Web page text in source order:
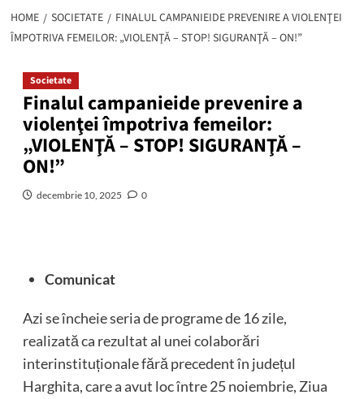
HOME SOCIETATE
FINALUL CAMPANIEIDE PREVENIRE A VIOLENŢEI
ÎMPOTRIVA FEMEILOR: „VIOLENŢĂ – STOP! SIGURANŢĂ – ON!”
Societate
Finalul campanieide prevenire a
violenţei împotriva femeilor:
„VIOLENŢĂ – STOP! SIGURANŢĂ –
ON!”
decembrie 10, 2025 0
Comunicat
Azi se încheie seria de programe de 16 zile,
realizată ca rezultat al unei colaborări
interinstituționale fără precedent în județul
Harghita, care a avut loc între 25 noiembrie, Ziua